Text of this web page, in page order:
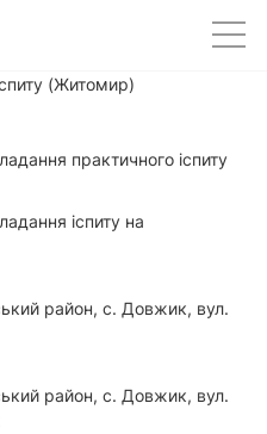
(Житомир)
практичного іспиту
іспиту на
район, с. Довжик, вул.
район, с. Довжик, вул.